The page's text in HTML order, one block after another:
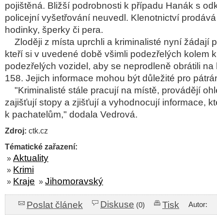
pojištěná. Bližší podrobnosti k případu Hanák s
policejní vyšetřování neuvedl. Klenotnictví
hodinky, šperky či pera.
Zloději z místa uprchli a kriminalisté nyní žádají
kteří si v uvedené době všimli podezřelých kolem
podezřelých vozidel, aby se neprodleně obrátili
158. Jejich informace mohou být důležité pro
"Kriminalisté stále pracují na místě, provádějí
zajišťují stopy a zjišťují a vyhodnocují informace,
k pachatelům," dodala Vedrová.
Zdroj: ctk.cz
Tématické zařazení:
» Aktuality
» Krimi
» Kraje » Jihomoravský
Poslat článek Diskuse (0) Tisk Autor: